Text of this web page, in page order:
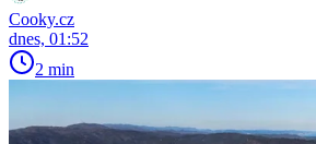
Cooky.cz
dnes, 01:52
2 min